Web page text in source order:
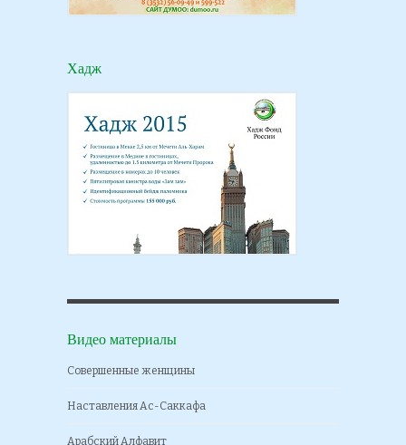
Хадж
Видео материалы
Совершенные женщины
Наставления Ас-Саккафа
Арабский Алфавит